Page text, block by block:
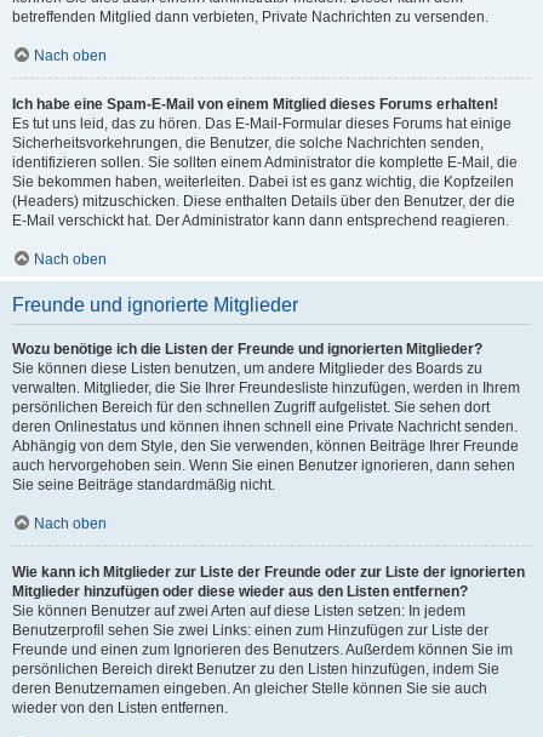
betreffenden Mitglied dann verbieten, Private Nachrichten zu versenden.
Nach oben
Ich habe eine Spam-E-Mail von einem Mitglied dieses Forums erhalten!
Es tut uns leid, das zu hören. Das E-Mail-Formular dieses Forums hat einige
Sicherheitsvorkehrungen, die Benutzer, die solche Nachrichten senden,
identifizieren sollen. Sie sollten einem Administrator die komplette E-Mail, die
Sie bekommen haben, weiterleiten. Dabei ist es ganz wichtig, die Kopfzeilen
(Headers) mitzuschicken. Diese enthalten Details über den Benutzer, der die
E-Mail verschickt hat. Der Administrator kann dann entsprechend reagieren.
Nach oben
Freunde und ignorierte Mitglieder
Wozu benötige ich die Listen der Freunde und ignorierten Mitglieder?
Sie können diese Listen benutzen, um andere Mitglieder des Boards zu
verwalten. Mitglieder, die Sie Ihrer Freundesliste hinzufügen, werden in Ihrem
persönlichen Bereich für den schnellen Zugriff aufgelistet. Sie sehen dort
deren Onlinestatus und können ihnen schnell eine Private Nachricht senden.
Abhängig von dem Style, den Sie verwenden, können Beiträge Ihrer Freunde
auch hervorgehoben sein. Wenn Sie einen Benutzer ignorieren, dann sehen
Sie seine Beiträge standardmäßig nicht.
Nach oben
Wie kann ich Mitglieder zur Liste der Freunde oder zur Liste der ignorierten
Mitglieder hinzufügen oder diese wieder aus den Listen entfernen?
Sie können Benutzer auf zwei Arten auf diese Listen setzen: In jedem
Benutzerprofil sehen Sie zwei Links: einen zum Hinzufügen zur Liste der
Freunde und einen zum Ignorieren des Benutzers. Außerdem können Sie im
persönlichen Bereich direkt Benutzer zu den Listen hinzufügen, indem Sie
deren Benutzernamen eingeben. An gleicher Stelle können Sie sie auch
wieder von den Listen entfernen.